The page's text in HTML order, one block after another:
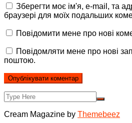
Зберегти моє ім'я, e-mail, та
браузері для моїх подальших
Повідомити мене про нові
Повідомляти мене про нові
поштою.
Cream Magazine by Themebeez